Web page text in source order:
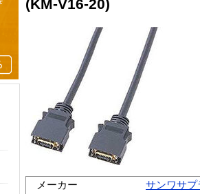
(KM-V16-20)
メーカー
サンワサプ